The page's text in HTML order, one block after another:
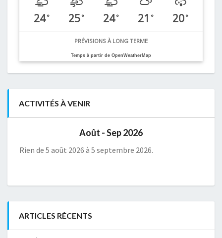
24° 25° 24° 21 ° 20°
PRÉVISIONS À LONG TERME
Temps à partir de OpenWeatherMap
ACTIVITÉS À VENIR
Août - Sep 2026
Rien de 5 août 2026 à 5 septembre 2026.
ARTICLES RÉCENTS